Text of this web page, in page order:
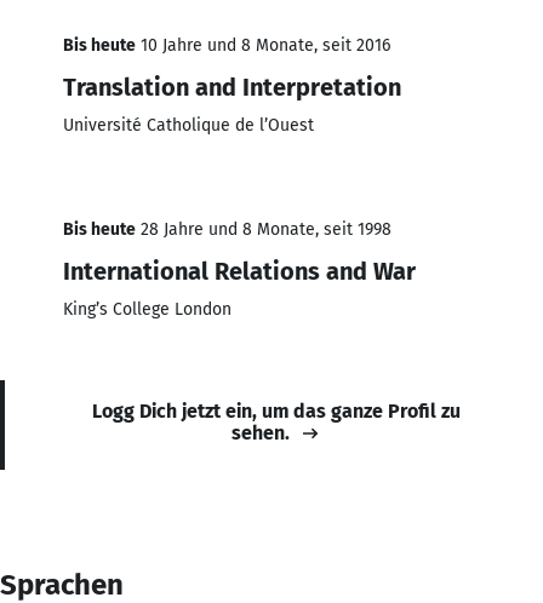
Bis heute 10 Jahre und 8 Monate, seit 2016
Translation and Interpretation
Université Catholique de l’Ouest
Bis heute 28 Jahre und 8 Monate, seit 1998
International Relations and War
King’s College London
Logg Dich jetzt ein, um das ganze Profil zu
sehen.
Sprachen